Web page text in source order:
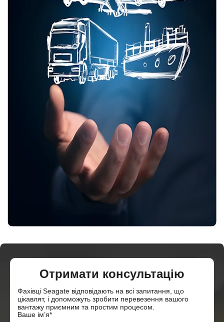
Отримати консультацію
Фахівці Seagate відповідають на всі запитання, що
цікавлят, і допоможуть зробити перевезення вашого
вантажу приємним та простим процесом.
Ваше ім’я*